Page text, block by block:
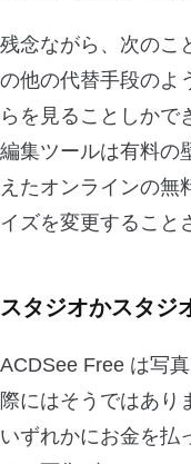
残念ながら、次のこ
の他の代替手段のよ
らを見ることしかで
編集ツールは有料の
えたオンラインの無
イズを変更すること
スタジオかスタジ
ACDSee Free は写
際にはそうではあり
いずれかにお金を払